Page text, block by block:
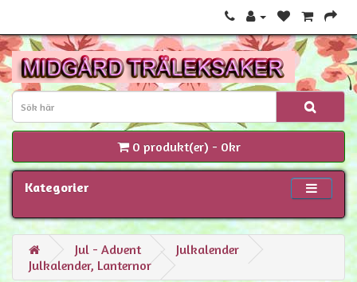
0 produkt(er) - 0kr
Kategorier
Jul - Advent
Julkalender
Julkalender, Lanternor